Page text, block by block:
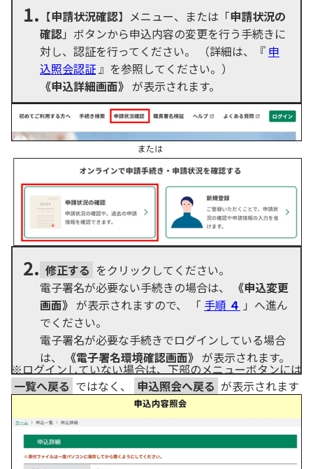
1. 【申請状況確認】メニュー、または「申請状況の
確認」ボタンから申込内容の変更を行う手続きに
対し、認証を行ってください。 （詳細は、『 申
込照会認証』を参照してください。）
《申込詳細画面》 が表示されます。
2. 修正する をクリックしてください。
電子署名が必要ない手続きの場合は、
《申込変更
画面》 が表示されますので、 「 手順 ４ 」へ進ん
でください。
電子署名が必要な手続きでログインしている場合
は、
《電子署名環境確認画面》 が表示されます。
※ログインしていない場合は、下部のメニューボタンには
一覧へ戻る ではなく、 申込照会へ戻る が表示されます